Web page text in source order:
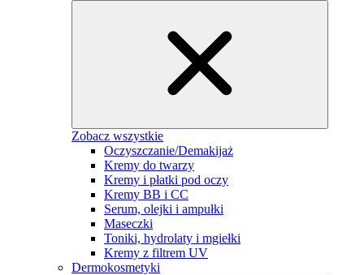
Zobacz wszystkie
Oczyszczanie/Demakijaż
Kremy do twarzy
Kremy i płatki pod oczy
Kremy BB i CC
Serum, olejki i ampułki
Maseczki
Toniki, hydrolaty i mgiełki
Kremy z filtrem UV
Dermokosmetyki